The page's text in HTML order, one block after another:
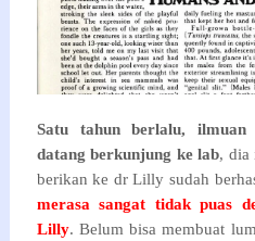
Satu tahun berlalu,
datang berkunjung ke lab, dia
berikan ke dr Lilly sudah
merasa sangat tidak puas
Lilly. Belum bisa membuat